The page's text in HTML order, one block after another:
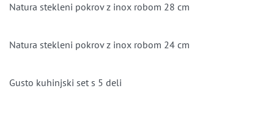
Natura stekleni pokrov z inox robom 28 cm
Natura stekleni pokrov z inox robom 24 cm
Gusto kuhinjski set s 5 deli